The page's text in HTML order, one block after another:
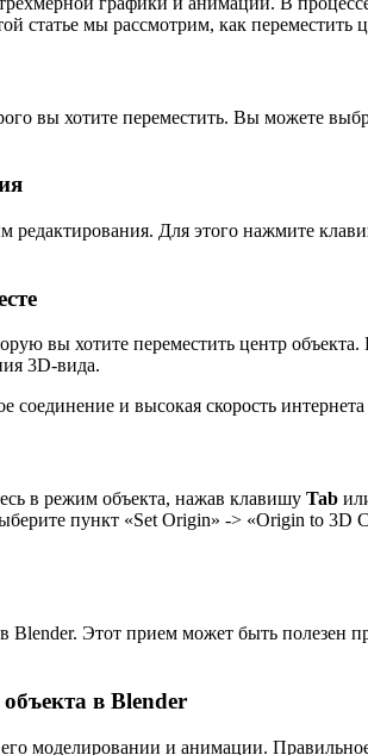
статье мы рассмотрим, как переместить
вы хотите переместить. Вы можете
редактирования. Для этого нажмите
вы хотите переместить центр
3D-вида.
и высокая скорость интернета
в режим объекта, нажав клавишу Tab
пункт «Set Origin» -> «Origin to 3D
в Blender. Этот прием может быть полезен
в Blender
моделировании и анимации.